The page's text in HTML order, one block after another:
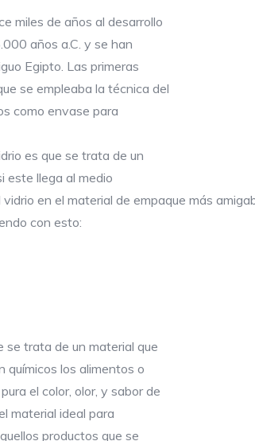
miles de años al desarrollo
años a.C. y se han
Egipto. Las primeras
se empleaba la técnica del
como envase para
es que se trata de un
este llega al medio
en el material de empaque más
con esto:
se trata de un material que
químicos los alimentos o
el color, olor, y sabor de
material ideal para
productos que se